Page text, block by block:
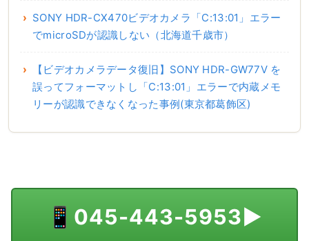
SONY HDR-CX470ビデオカメラ「C:13:01」エラー
でmicroSDが認識しない（北海道千歳市）
【ビデオカメラデータ復旧】SONY HDR-GW77V を
誤ってフォーマットし「C:13:01」エラーで内蔵メモ
リーが認識できなくなった事例(東京都葛飾区)
📱 045-443-5953▶